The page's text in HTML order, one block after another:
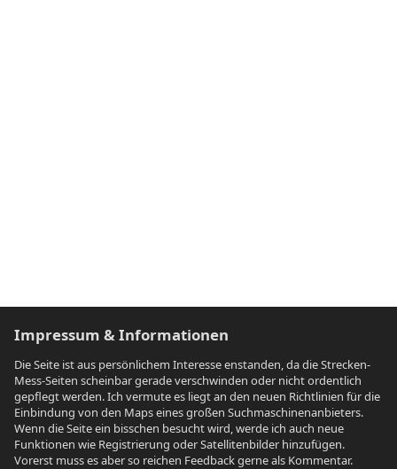
Impressum & Informationen
Die Seite ist aus persönlichem Interesse enstanden, da die Strecken-
Mess-Seiten scheinbar gerade verschwinden oder nicht ordentlich
gepflegt werden. Ich vermute es liegt an den neuen Richtlinien für die
Einbindung von den Maps eines großen Suchmaschinenanbieters.
Wenn die Seite ein bisschen besucht wird, werde ich auch neue
Funktionen wie Registrierung oder Satellitenbilder hinzufügen.
Vorerst muss es aber so reichen Feedback gerne als Kommentar.